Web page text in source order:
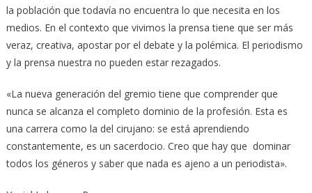
la población que todavía no encuentra lo que necesita en los
medios. En el contexto que vivimos la prensa tiene que ser más
veraz, creativa, apostar por el debate y la polémica. El periodismo
y la prensa nuestra no pueden estar rezagados.
«La nueva generación del gremio tiene que comprender que
nunca se alcanza el completo dominio de la profesión. Esta es
una carrera como la del cirujano: se está aprendiendo
constantemente, es un sacerdocio. Creo que hay que dominar
todos los géneros y saber que nada es ajeno a un periodista».